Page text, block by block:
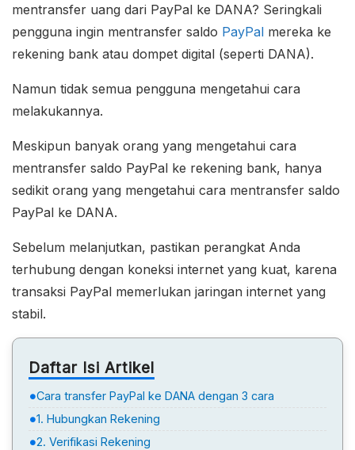
mentransfer uang dari PayPal ke DANA? Seringkali
pengguna ingin mentransfer saldo PayPal mereka ke
rekening bank atau dompet digital (seperti DANA).
Namun tidak semua pengguna mengetahui cara
melakukannya.
Meskipun banyak orang yang mengetahui cara
mentransfer saldo PayPal ke rekening bank, hanya
sedikit orang yang mengetahui cara mentransfer saldo
PayPal ke DANA.
Sebelum melanjutkan, pastikan perangkat Anda
terhubung dengan koneksi internet yang kuat, karena
transaksi PayPal memerlukan jaringan internet yang
stabil.
Daftar Isi Artikel
Cara transfer PayPal ke DANA dengan 3 cara
1. Hubungkan Rekening
2. Verifikasi Rekening